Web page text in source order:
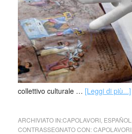
collettivo culturale … [Leggi di più...]
ARCHIVIATO IN:CAPOLAVORI, ESPAÑOL
CONTRASSEGNATO CON:CAPOLAVORI,